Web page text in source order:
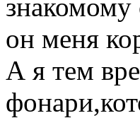
знакомому
он меня
А я тем